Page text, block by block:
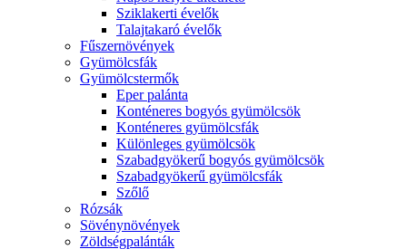
Sziklakerti évelők
Talajtakaró évelők
Fűszernövények
Gyümölcsfák
Gyümölcstermők
Eper palánta
Konténeres bogyós gyümölcsök
Konténeres gyümölcsfák
Különleges gyümölcsök
Szabadgyökerű bogyós gyümölcsök
Szabadgyökerű gyümölcsfák
Szőlő
Rózsák
Sövénynövények
Zöldségpalánták